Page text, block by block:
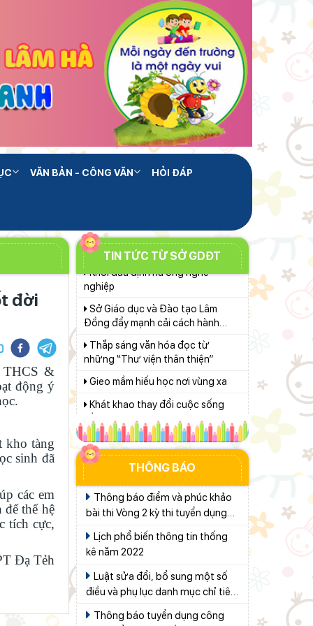
VĂN BẢN - CÔNG VĂN HỎI ĐÁP
đời
THCS &
động ý
kho tàng
sinh đã
các em
thế hệ
tích cực,
Đạ Tẻh
TIN TỨC TỪ SỞ GDĐT
Đồng Nguyễn Minh kiểm tra tiến
độ Dự án Trường TH&THCS Xuân
Hương
lớp 1: Đồng hành đúng cách từ gia
đình
Lâm Đồng chủ động ứng phó
nguy cơ thiếu nước do El Nino
quy định cơ cấu, số lượng và chính
sách đối với đội ngũ quản lý, nhân
sự hỗ trợ giáo dục khi sắp xếp cơ
sở giáo dục công lập
khung thời gian năm học từ năm
học 2026–2027
Đánh giá tình hình triển khai sắp
trước năm học mới
Khởi đầu định hướng nghề
nghiệp
Sở Giáo dục và Đào tạo Lâm
chính gắn với áp dụng ISO
9001:2015
Thắp sáng văn hóa đọc từ
Gieo mầm hiếu học nơi vùng xa
Khát khao thay đổi cuộc sống
mạnh đến lý luận kinh tế thị trường
định hướng XHCN trong kỷ nguyên
mới - Bài 2: Khơi thông nguồn lực,
vững bước tiến vào kỷ nguyên mới
(tiếp theo và hết)
Lâm Đồng tập huấn cán bộ quản
lý ngành Giáo dục, sẵn sàng cho
năm học 2026 - 2027
Đẩy mạnh truyền thông về giáo
dục nghề nghiệp trong toàn ngành
năm 2026
đổi mới quản trị, nâng cao hiệu quả
hoạt động giáo dục
chính sách thu hút, đãi ngộ và đào
tạo nguồn nhân lực y tế
Bảo đảm ngày khai giảng thực
sự là ngày hội của học sinh và giáo
THÔNG BÁO
bài thi Vòng 2 kỳ thi tuyển dụng
công chức Tổng cục Thống kê
năm 2019
kê năm 2022
điều và phụ lục danh mục chỉ tiêu
Thống kê quốc gia của Luật
Thống kê Số 01/2021/QH15